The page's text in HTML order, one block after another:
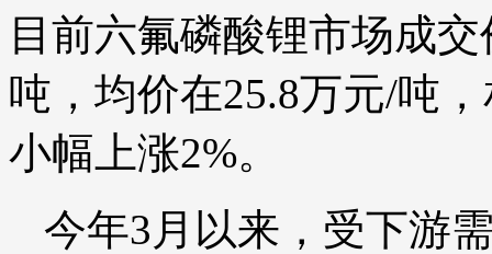
目前六氟磷酸锂市场成
吨，均价在25.8万元/吨
小幅上涨2%。
今年3月以来，受下游